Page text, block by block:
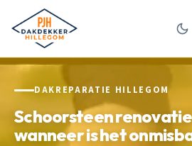
DAKREPARATIE HILLEGOM
Schoorsteen
wanneer is het